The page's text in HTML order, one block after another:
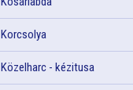
Korcsolya
Közelharc - kézitusa